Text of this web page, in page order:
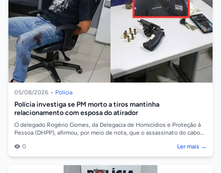
05/08/2026 • Polícia
Polícia investiga se PM morto a tiros mantinha
relacionamento com esposa do atirador
O delegado Rogério Gomes, da Delegacia de Homicídios e Proteção à
Pessoa (DHPP), afirmou, por meio de nota, que o assassinato do cabo
0
Ler mais →